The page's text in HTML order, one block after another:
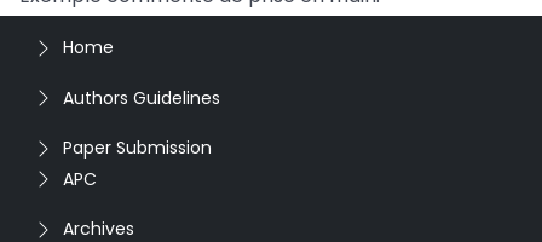
Home
Authors Guidelines
Paper Submission
APC
Archives